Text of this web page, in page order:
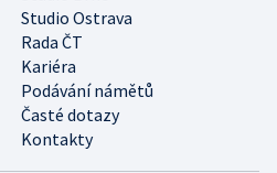
Studio Ostrava
Rada ČT
Kariéra
Podávání námětů
Časté dotazy
Kontakty